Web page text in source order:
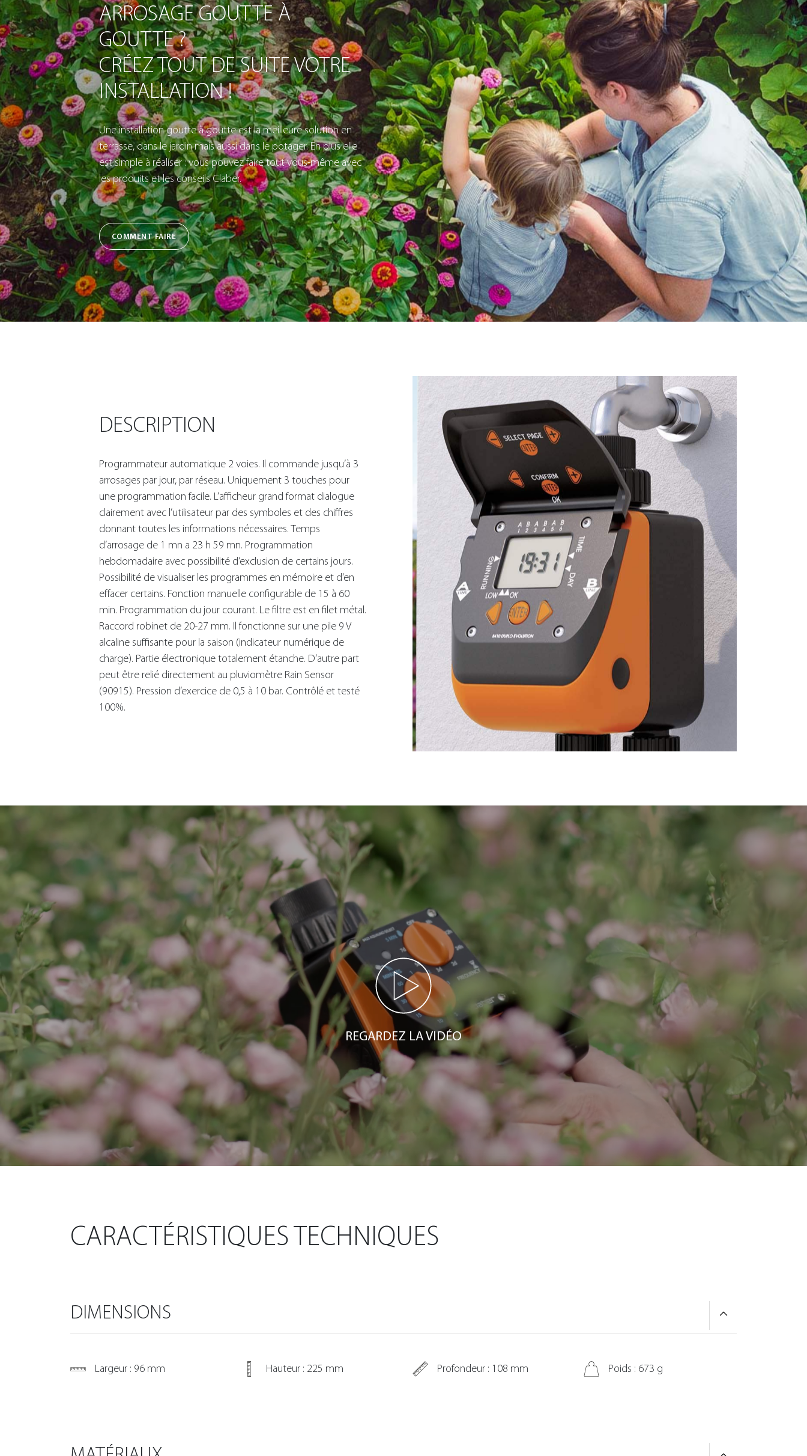
ARROSAGE GOUTTE À
GOUTTE ?
CRÉEZ TOUT DE SUITE VOTRE
INSTALLATION !
Une installation goutte à goutte est la meilleure solution en
terrasse, dans le jardin mais aussi dans le potager. En plus elle
est simple à réaliser : vous pouvez faire tout vous-même avec
les produits et les conseils Claber.
COMMENT FAIRE
DESCRIPTION
Programmateur automatique 2 voies. Il commande jusqu’à 3
arrosages par jour, par réseau. Uniquement 3 touches pour
une programmation facile. L’afficheur grand format dialogue
clairement avec l’utilisateur par des symboles et des chiffres
donnant toutes les informations nécessaires. Temps
d’arrosage de 1 mn a 23 h 59 mn. Programmation
hebdomadaire avec possibilité d’exclusion de certains jours.
Possibilité de visualiser les programmes en mémoire et d’en
effacer certains. Fonction manuelle configurable de 15 à 60
min. Programmation du jour courant. Le filtre est en filet métal.
Raccord robinet de 20-27 mm. Il fonctionne sur une pile 9 V
alcaline suffisante pour la saison (indicateur numérique de
charge). Partie électronique totalement étanche. D’autre part
peut être relié directement au pluviomètre Rain Sensor
(90915). Pression d’exercice de 0,5 à 10 bar. Contrôlé et testé
100%.
REGARDEZ LA VIDÉO
CARACTÉRISTIQUES TECHNIQUES
DIMENSIONS
Largeur : 96 mm Hauteur : 225 mm Profondeur : 108 mm Poids : 673 g